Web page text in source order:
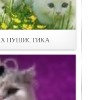
ПУШИСТИКА